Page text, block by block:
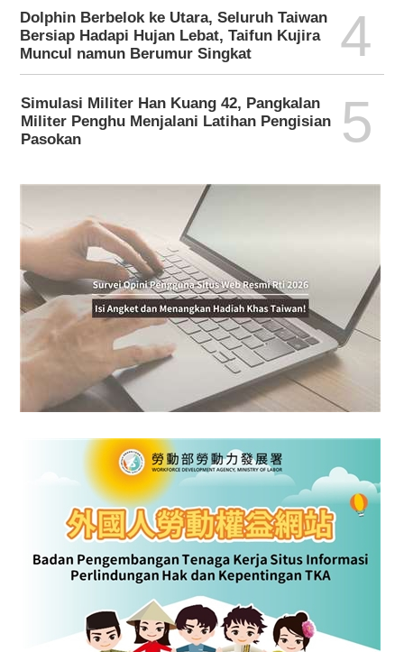
Dolphin Berbelok ke Utara, Seluruh Taiwan
Bersiap Hadapi Hujan Lebat, Taifun Kujira
Muncul namun Berumur Singkat
4
Simulasi Militer Han Kuang 42, Pangkalan
Militer Penghu Menjalani Latihan Pengisian
Pasokan
5